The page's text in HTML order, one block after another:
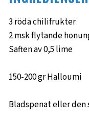
3 röda chilifrukter
2 msk flytande
Saften av 0,5 lime
150-200 gr Halloumi
Bladspenat eller den